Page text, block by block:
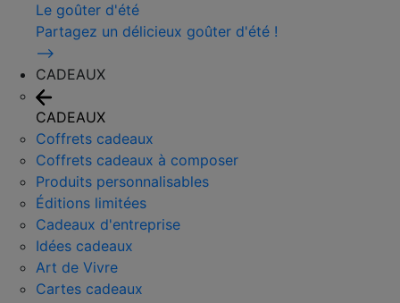
Le goûter d'été
Partagez un délicieux goûter d'été !
⟶
CADEAUX
CADEAUX
Coffrets cadeaux
Coffrets cadeaux à composer
Produits personnalisables
Éditions limitées
Cadeaux d'entreprise
Idées cadeaux
Art de Vivre
Cartes cadeaux